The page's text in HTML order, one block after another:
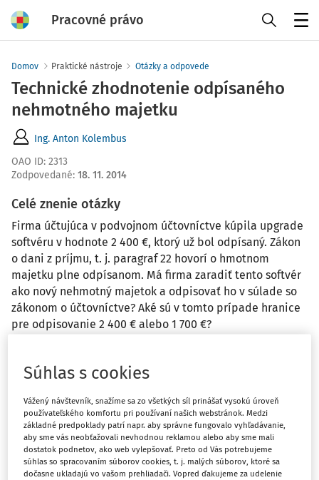
Pracovné právo
Domov Praktické nástroje Otázky a odpovede
Technické zhodnotenie odpísaného
nehmotného majetku
Ing. Anton Kolembus
OAO ID: 2313
Zodpovedané: 18. 11. 2014
Celé znenie otázky
Firma účtujúca v podvojnom účtovníctve kúpila upgrade
softvéru v hodnote 2 400 €, ktorý už bol odpísaný. Zákon
o dani z príjmu, t. j. paragraf 22 hovorí o hmotnom
majetku plne odpísanom. Má firma zaradiť tento softvér
ako nový nehmotný majetok a odpisovať ho v súlade so
zákonom o účtovníctve? Aké sú v tomto prípade hranice
pre odpisovanie 2 400 € alebo 1 700 €?
Odpoveď
Máte predplatné? Prihláste sa
Súhlas s cookies
Vážený návštevník, snažíme sa zo všetkých síl prinášať vysokú úroveň
používateľského komfortu pri používaní našich webstránok. Medzi
základné predpoklady patrí napr. aby správne fungovalo vyhľadávanie,
aby sme vás neobťažovali nevhodnou reklamou alebo aby sme mali
dostatok podnetov, ako web vylepšovať. Preto od Vás potrebujeme
súhlas so spracovaním súborov cookies, t. j. malých súborov, ktoré sa
dočasne ukladajú vo vašom prehliadači. Vopred ďakujeme za udelenie